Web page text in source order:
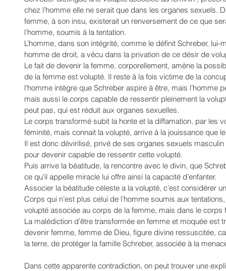
chez l’homme elle ne serait que dans les organes sexuels.
femme, à son insu, existerait un renversement de ce que
l’homme, soumis à la tentation.
L’homme, dans son intégrité, comme le définit Schreber,
homme de droit, a vécu dans la privation de ce désir de
Le fait de devenir la femme, corporellement, amène la
de la femme est volupté. Il reste à la fois victime de la
l’homme intègre que Schreber aspire à être, mais
mais aussi le corps capable de ressentir pleinement la
peut pas, qui est réduit aux organes sexuelles.
Le corps transformé subit la honte et la diffamation, par les
féminité, mais connait la volupté, arrive à la jouissance que
Il est donc dévirilisé, privé de ses organes sexuels
pour devenir capable de ressentir cette volupté.
Puis arrive la béatitude, la rencontre avec le divin, que
ce qu’il appelle miracle lui offre ainsi la capacité d’enfanter.
Associer la béatitude céleste a la volupté, c’est considérer
Corps qui n’est plus celui de l’homme soumis aux
volupté associée au corps de la femme, mais dans le
La malédiction d’être transformée en femme et moquée
devenir femme, femme de Dieu, figure divine ressuscitée,
la terre, de protéger la famille Schreber, associée à la
Dans cette apparente contradiction, on peut trouver une